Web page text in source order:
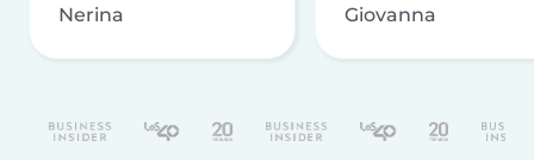
Nerina Giovanna